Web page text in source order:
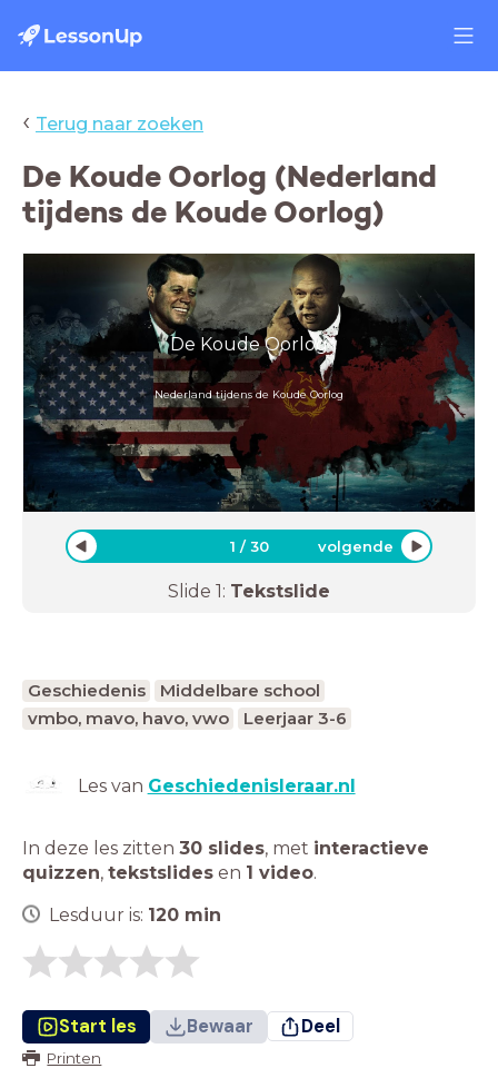
‹ Terug naar zoeken
De Koude Oorlog (Nederland
tijdens de Koude Oorlog)
De Koude Oorlog
Nederland tijdens de Koude Oorlog
1 /30 volgende
Slide 1: Tekstslide
Geschiedenis
Middelbare school
vmbo, mavo, havo, vwo
Leerjaar 3-6
Les van Geschiedenisleraar.nl
In deze les zitten 30 slides, met interactieve
quizzen, tekstslides en 1 video.
Lesduur is: 120 min
Start les Bewaar Deel
Printen